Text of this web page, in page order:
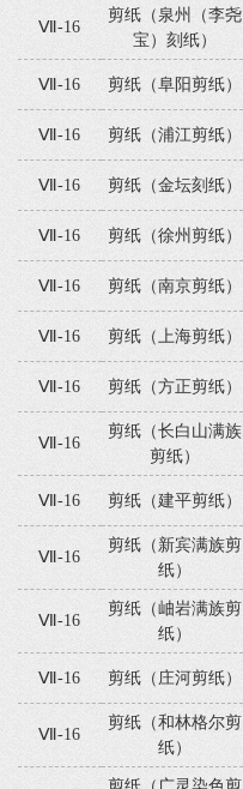
Ⅶ-16
剪纸（泉州（李尧
宝）刻纸）
Ⅶ-16 剪纸（阜阳剪纸）
Ⅶ-16 剪纸（浦江剪纸）
Ⅶ-16 剪纸（金坛刻纸）
Ⅶ-16 剪纸（徐州剪纸）
Ⅶ-16 剪纸（南京剪纸）
Ⅶ-16 剪纸（上海剪纸）
Ⅶ-16 剪纸（方正剪纸）
Ⅶ-16
剪纸（长白山满族
剪纸）
Ⅶ-16 剪纸（建平剪纸）
Ⅶ-16
剪纸（新宾满族剪
纸）
Ⅶ-16
剪纸（岫岩满族剪
纸）
Ⅶ-16 剪纸（庄河剪纸）
Ⅶ-16
剪纸（和林格尔剪
纸）